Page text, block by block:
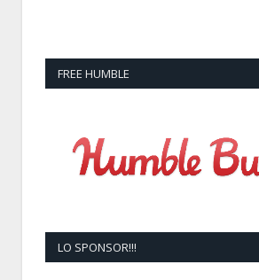
FREE HUMBLE
LO SPONSOR!!!